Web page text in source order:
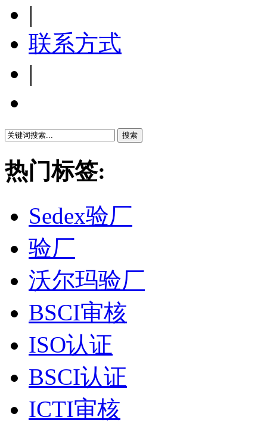
|
联系方式
|
热门标签:
Sedex验厂
验厂
沃尔玛验厂
BSCI审核
ISO认证
BSCI认证
ICTI审核